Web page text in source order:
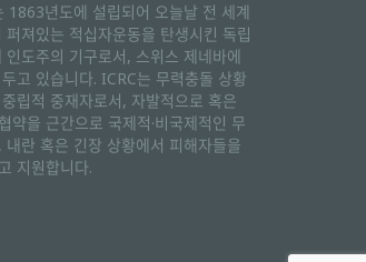
1863년도에 설립되어 오늘날 전 세계
퍼져있는 적십자운동을 탄생시킨 독립
인도주의 기구로서, 스위스 제네바에
고 있습니다. ICRC는 무력충돌 상황
립적 중재자로서, 자발적으로 혹은
약을 근간으로 국제적·비국제적인 무
내란 혹은 긴장 상황에서 피해자들을
지원합니다.